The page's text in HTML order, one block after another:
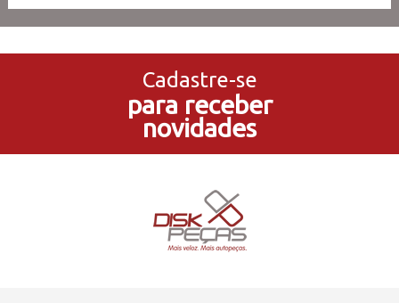
no Cartão de Crédito
5% de Desconto
no Pagamento PIX
Em Nossas Lojas Físicas
Cadastre-se
para receber
novidades